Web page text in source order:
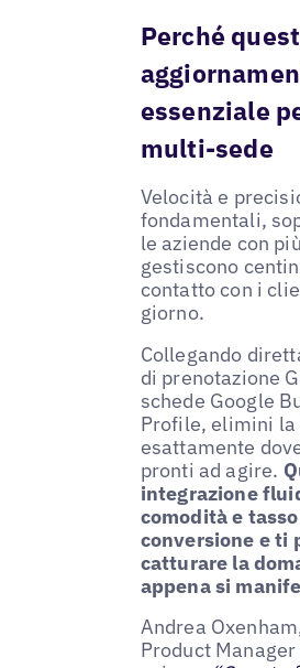
Perché
essenziale
multi-sede
Velocità e
fondamentali,
le aziende con
gestiscono
contatto con i
giorno.
Collegando
di prenotazione
schede Google
Profile, elimini la
esattamente
pronti ad agire.
integrazione
comodità e
conversione e ti
catturare la
appena si
Andrea
Product